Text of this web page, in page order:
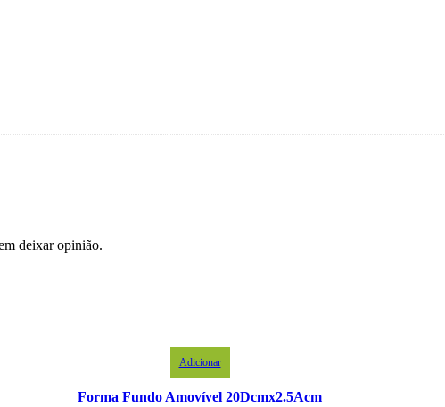
deixar opinião.
Adicionar
Forma Fundo Amovível 20Dcmx2.5Acm